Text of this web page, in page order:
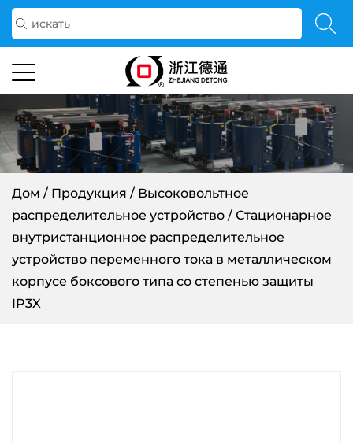
Дом / Продукция / Высоковольтное
распределительное устройство / Стационарное
внутристанционное распределительное
устройство переменного тока в металлическом
корпусе боксового типа со степенью защиты
IP3X